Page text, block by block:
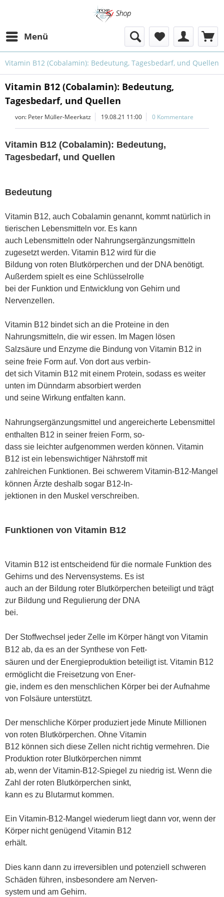
Menü
Vitamin B12 (Cobalamin): Bedeutung, Tagesbedarf, und Quellen
Vitamin B12 (Cobalamin): Bedeutung,
Tagesbedarf, und Quellen
von: Peter Müller-Meerkatz 19.08.21 11:00 0 Kommentare
Vitamin B12 (Cobalamin): Bedeutung,
Tagesbedarf, und Quellen
Bedeutung
Vitamin B12, auch Cobalamin genannt, kommt natürlich in
tierischen Lebensmitteln vor. Es kann
auch Lebensmitteln oder Nahrungsergänzungsmitteln
zugesetzt werden. Vitamin B12 wird für die
Bildung von roten Blutkörperchen und der DNA benötigt.
Außerdem spielt es eine Schlüsselrolle
bei der Funktion und Entwicklung von Gehirn und
Nervenzellen.
Vitamin B12 bindet sich an die Proteine in den
Nahrungsmitteln, die wir essen. Im Magen lösen
Salzsäure und Enzyme die Bindung von Vitamin B12 in
seine freie Form auf. Von dort aus verbin-
det sich Vitamin B12 mit einem Protein, sodass es weiter
unten im Dünndarm absorbiert werden
und seine Wirkung entfalten kann.
Nahrungsergänzungsmittel und angereicherte Lebensmittel
enthalten B12 in seiner freien Form, so-
dass sie leichter aufgenommen werden können. Vitamin
B12 ist ein lebenswichtiger Nährstoff mit
zahlreichen Funktionen. Bei schwerem Vitamin-B12-Mangel
können Ärzte deshalb sogar B12-In-
jektionen in den Muskel verschreiben.
Funktionen von Vitamin B12
Vitamin B12 ist entscheidend für die normale Funktion des
Gehirns und des Nervensystems. Es ist
auch an der Bildung roter Blutkörperchen beteiligt und trägt
zur Bildung und Regulierung der DNA
bei.
Der Stoffwechsel jeder Zelle im Körper hängt von Vitamin
B12 ab, da es an der Synthese von Fett-
säuren und der Energieproduktion beteiligt ist. Vitamin B12
ermöglicht die Freisetzung von Ener-
gie, indem es den menschlichen Körper bei der Aufnahme
von Folsäure unterstützt.
Der menschliche Körper produziert jede Minute Millionen
von roten Blutkörperchen. Ohne Vitamin
B12 können sich diese Zellen nicht richtig vermehren. Die
Produktion roter Blutkörperchen nimmt
ab, wenn der Vitamin-B12-Spiegel zu niedrig ist. Wenn die
Zahl der roten Blutkörperchen sinkt,
kann es zu Blutarmut kommen.
Ein Vitamin-B12-Mangel wiederum liegt dann vor, wenn der
Körper nicht genügend Vitamin B12
erhält.
Dies kann dann zu irreversiblen und potenziell schweren
Schäden führen, insbesondere am Nerven-
system und am Gehirn.